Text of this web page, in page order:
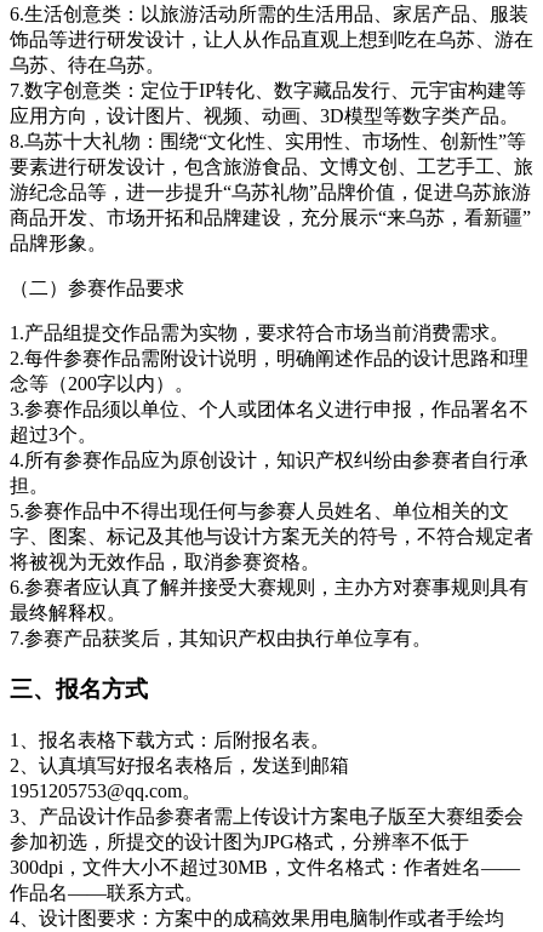
6.生活创意类：以旅游活动所需的生活用品、家居产品、服装
饰品等进行研发设计，让人从作品直观上想到吃在乌苏、游在
乌苏、待在乌苏。
7.数字创意类：定位于IP转化、数字藏品发行、元宇宙构建等
应用方向，设计图片、视频、动画、3D模型等数字类产品。
8.乌苏十大礼物：围绕“文化性、实用性、市场性、创新性”等
要素进行研发设计，包含旅游食品、文博文创、工艺手工、旅
游纪念品等，进一步提升“乌苏礼物”品牌价值，促进乌苏旅游
商品开发、市场开拓和品牌建设，充分展示“来乌苏，看新疆”
品牌形象。
（二）参赛作品要求
1.产品组提交作品需为实物，要求符合市场当前消费需求。
2.每件参赛作品需附设计说明，明确阐述作品的设计思路和理
念等（200字以内）。
3.参赛作品须以单位、个人或团体名义进行申报，作品署名不
超过3个。
4.所有参赛作品应为原创设计，知识产权纠纷由参赛者自行承
担。
5.参赛作品中不得出现任何与参赛人员姓名、单位相关的文
字、图案、标记及其他与设计方案无关的符号，不符合规定者
将被视为无效作品，取消参赛资格。
6.参赛者应认真了解并接受大赛规则，主办方对赛事规则具有
最终解释权。
7.参赛产品获奖后，其知识产权由执行单位享有。
三、报名方式
1、报名表格下载方式：后附报名表。
2、认真填写好报名表格后，发送到邮箱
1951205753@qq.com。
3、产品设计作品参赛者需上传设计方案电子版至大赛组委会
参加初选，所提交的设计图为JPG格式，分辨率不低于
300dpi，文件大小不超过30MB，文件名格式：作者姓名——
作品名——联系方式。
4、设计图要求：方案中的成稿效果用电脑制作或者手绘均